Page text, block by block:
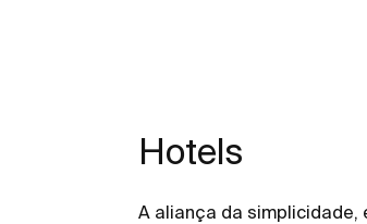
Hotels
A aliança da simplicidade,